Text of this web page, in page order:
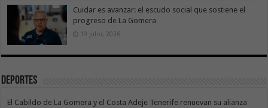
Cuidar es avanzar: el escudo social que sostiene el
progreso de La Gomera
19 julio, 2026
Deportes
El Cabildo de La Gomera y el Costa Adeje Tenerife renuevan su alianza